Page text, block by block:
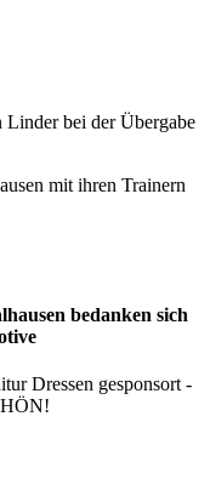
bei der Übergabe
mit ihren Trainern
bedanken sich
Dressen gesponsort -